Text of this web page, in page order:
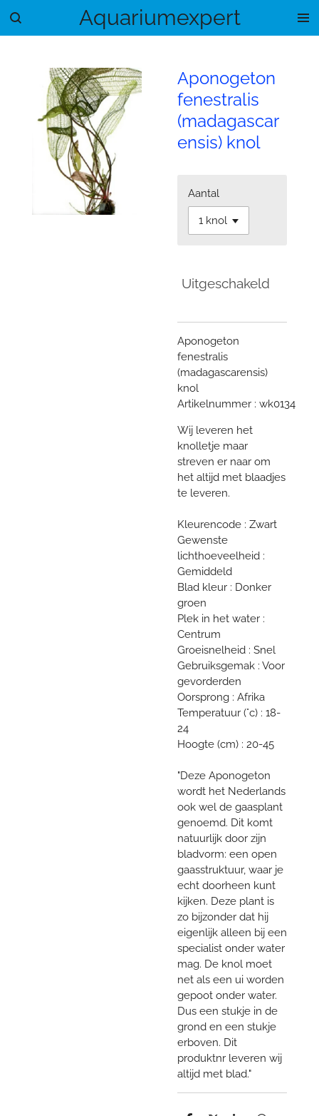
Ga
hoofdinhoud
Aquariumexpert
Aponogeton
fenestralis
(madagascar
ensis) knol
Aantal
Uitgeschakeld
Aponogeton
fenestralis
(madagascarensis)
knol
Artikelnummer : wk0134
Wij leveren het
knolletje maar
streven er naar om
het altijd met blaadjes
te leveren.
Kleurencode : Zwart
Gewenste
lichthoeveelheid :
Gemiddeld
Blad kleur : Donker
groen
Plek in het water :
Centrum
Groeisnelheid : Snel
Gebruiksgemak : Voor
gevorderden
Oorsprong : Afrika
Temperatuur (°c) : 18-
24
Hoogte (cm) : 20-45
"Deze Aponogeton
wordt het Nederlands
ook wel de gaasplant
genoemd. Dit komt
natuurlijk door zijn
bladvorm: een open
gaasstruktuur, waar je
echt doorheen kunt
kijken. Deze plant is
zo bijzonder dat hij
eigenlijk alleen bij een
specialist onder water
mag. De knol moet
net als een ui worden
gepoot onder water.
Dus een stukje in de
grond en een stukje
erboven. Dit
produktnr leveren wij
altijd met blad."